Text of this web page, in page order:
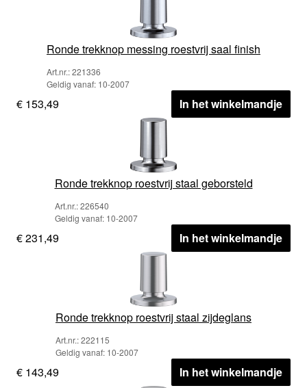
Ronde trekknop messing roestvrij saal finish
Art.nr.: 221336
Geldig vanaf: 10-2007
€ 153,49 In het winkelmandje
Ronde trekknop roestvrij staal geborsteld
Art.nr.: 226540
Geldig vanaf: 10-2007
€ 231,49 In het winkelmandje
Ronde trekknop roestvrij staal zijdeglans
Art.nr.: 222115
Geldig vanaf: 10-2007
€ 143,49 In het winkelmandje